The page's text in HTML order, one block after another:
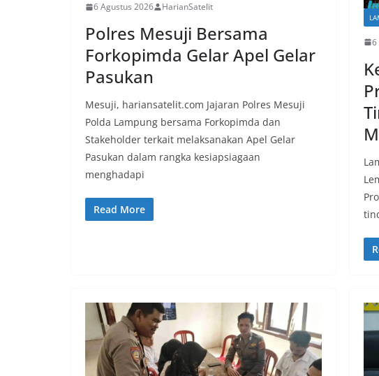
6 Agustus 2026 HarianSatelit
Polres Mesuji Bersama
Forkopimda Gelar Apel Gelar
Pasukan
Mesuji, hariansatelit.com Jajaran Polres Mesuji
Polda Lampung bersama Forkopimda dan
Stakeholder terkait melaksanakan Apel Gelar
Pasukan dalam rangka kesiapsiagaan
menghadapi
Read More
6